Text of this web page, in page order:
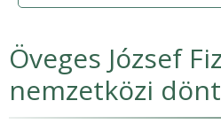
Öveges József
nemzetközi